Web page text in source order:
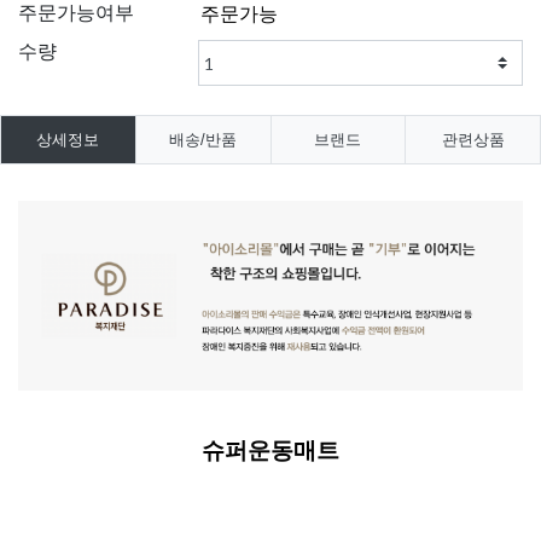
주문가능여부
수량
상세정보 배송/반품 브랜드 관련상품
슈퍼운동매트